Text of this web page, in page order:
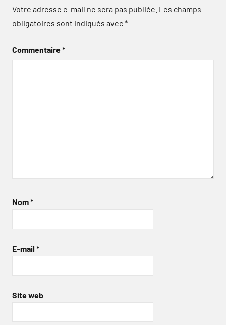
Votre adresse e-mail ne sera pas publiée. Les champs
obligatoires sont indiqués avec*
Commentaire*
Nom*
E-mail *
Site web